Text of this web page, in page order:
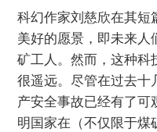
科幻作家刘慈欣在其短
美好的愿景，即未来人
矿工人。然而，这种科
很遥远。尽管在过去十
产安全事故已经有了
明国家在（不仅限于